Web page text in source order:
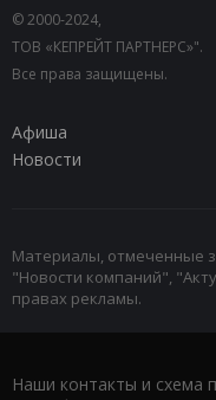
© 2000-2024,
ТОВ «КЕПРЕЙТ ПАРТНЕРС»".
Все права защищены.
Афиша
Новости
Материалы, отмеченные
"Новости компаний",
правах рекламы.
Наши контакты и схема